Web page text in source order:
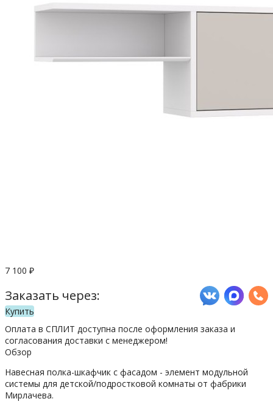
7 100 ₽
Заказать через:
Купить
Оплата в СПЛИТ доступна после оформления заказа и
согласования доставки с менеджером!
Обзор
Навесная полка-шкафчик с фасадом - элемент модульной
системы для детской/подростковой комнаты от фабрики
Мирлачева.